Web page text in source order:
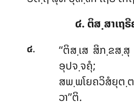
໔. ຕິສ຺ສາເຖຣີ
໔.
‘‘ຕິສ຺ເສ ສິກ຺ຂສ຺
ອຸປຈ຺ຈຄຸໍ;
ສພ຺ພໂຍຄວິສໍຍຸຕ຺
ວາ’’ຕິ.